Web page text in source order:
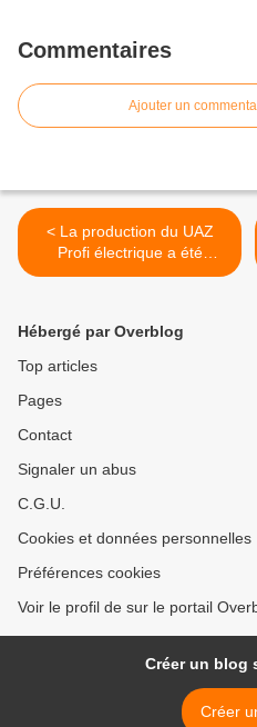
Commentaires
Ajouter un
< La production du UAZ
Profi électrique a été
arrêtée.
Hébergé par Overblog
Top articles
Pages
Contact
Signaler un abus
C.G.U.
Cookies et données personnelles
Préférences cookies
Voir le profil de sur le portail
Créer un blog
Créer